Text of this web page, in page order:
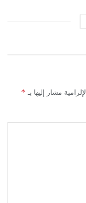
مشار إليها بـ *